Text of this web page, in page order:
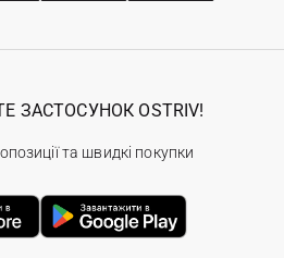
ЗАСТОСУНОК OSTRIV!
та швидкі покупки